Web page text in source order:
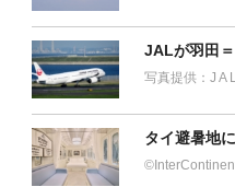
JALが羽田
写真提供：J A
タイ避暑地